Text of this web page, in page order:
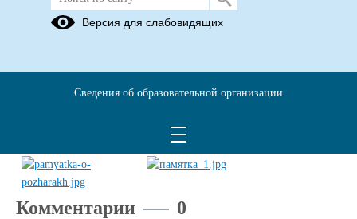
Анализ пожарной обстановки
Комментарии 0
Версия для слабовидящих
Сведения об образовательной организации